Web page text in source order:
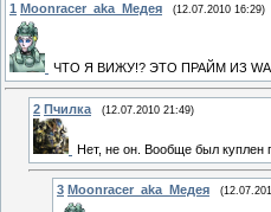
1 Moonracer_aka_Медея (12.07.2010 16:29)
ЧТО Я ВИЖУ!? ЭТО ПРАЙМ ИЗ
2 Пчилка (12.07.2010 21:49)
Нет, не он. Вообще был куплен
3 Moonracer_aka_Медея